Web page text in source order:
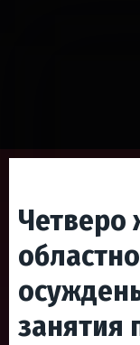
Четверо
занятия